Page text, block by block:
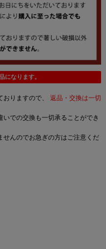
になります。
おりますので、 返品・交換は一切
での交換も一切承ることができ
んのでお急ぎの方はご注意くだ